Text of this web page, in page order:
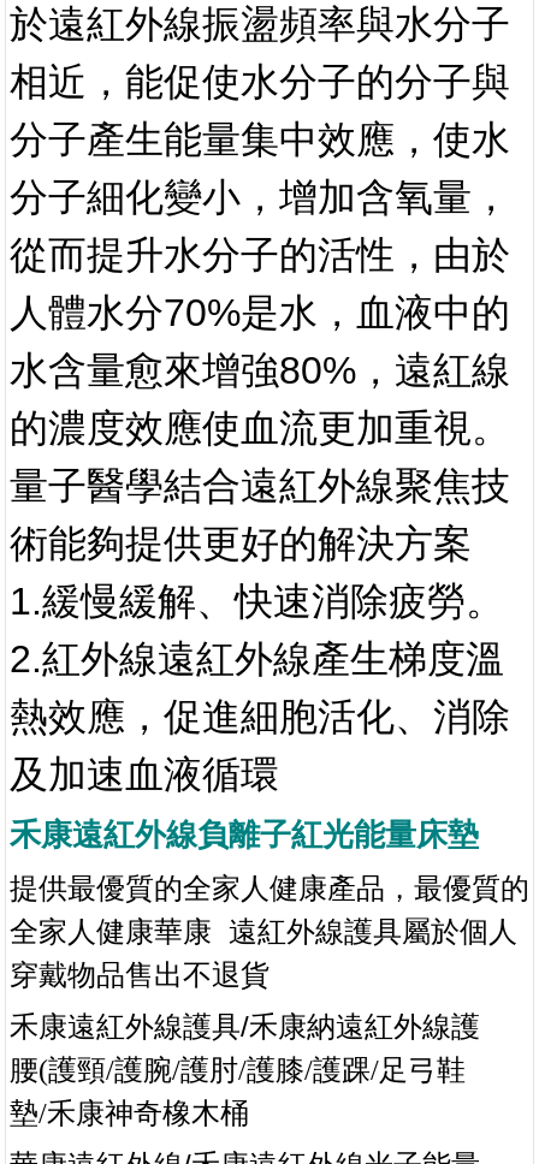
於遠紅外線振盪頻率與水分子
相近，能促使水分子的分子與
分子產生能量集中效應，使水
分子細化變小，增加含氧量，
從而提升水分子的活性，由於
人體水分70%是水，血液中的
水含量愈來增強80%，遠紅線
的濃度效應使血流更加重視。
量子醫學結合遠紅外線聚焦技
術能夠提供更好的解決方案
1.緩慢緩解、快速消除疲勞。
2.紅外線遠紅外線產生梯度溫
熱效應，促進細胞活化、消除
及加速血液循環
禾康遠紅外線負離子紅光能量床墊
提供最優質的全家人健康產品，最優質的
全家人健康華康 遠紅外線護具屬於個人
穿戴物品售出不退貨
禾康遠紅外線護具/禾康納遠紅外線護
腰(護頸/護腕/護肘/護膝/護踝/足弓鞋
墊/禾康神奇橡木桶